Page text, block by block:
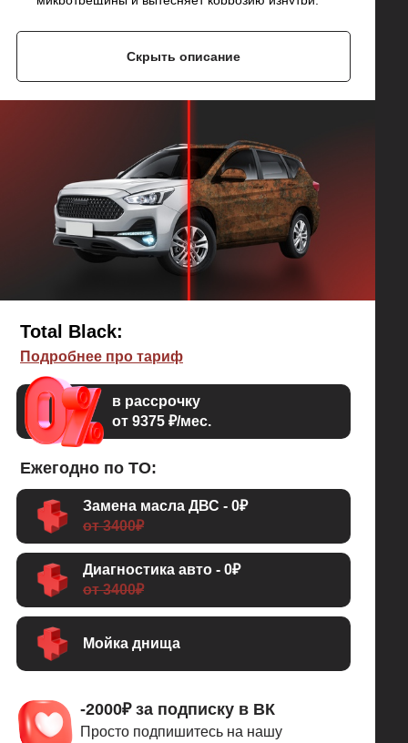
Если коррозии нет, то материал благодаря высокой
адгезии образует непроницаемую эластичную
ржавчины.
Материал зимой не трескается, летом не течет.
Если по мимо днища и колесных арок вам нужна
еще и защита кузова от коррозии (пороги, двери,
крылья, капот, багажник по рёбрам жёсткости), то
Nuxodol 700 - это то, что вам нужно.
Скрыть описание
-2000₽ за подписку в ВК
Просто подпишитесь на нашу
Ежегодно по ТО:
Подробнее про тариф
Total Black:
Мойка днища
Диагностика авто - 0₽
от 3400₽
в рассрочку
от 9375 ₽/мес.
Замена масла ДВС - 0₽
от 3400₽